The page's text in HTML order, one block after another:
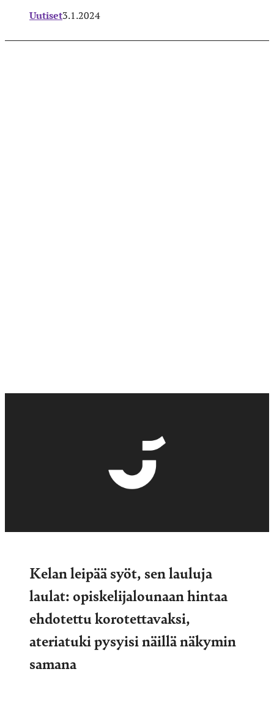
Uutiset3.1.2024
Kelan leipää syöt, sen lauluja
laulat: opiskelijalounaan hintaa
ehdotettu korotettavaksi,
ateriatuki pysyisi näillä näkymin
samana